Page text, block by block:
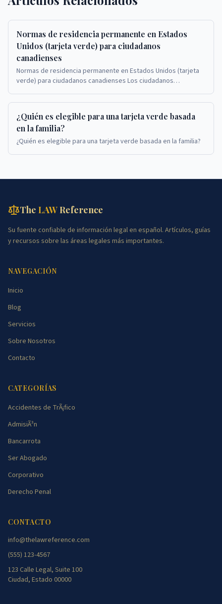
Normas de residencia permanente en Estados
Unidos (tarjeta verde) para ciudadanos
canadienses
Normas de residencia permanente en Estados Unidos (tarjeta
verde) para ciudadanos canadienses Los ciudadanos
¿Quién es elegible para una tarjeta verde basada
en la familia?
¿Quién es elegible para una tarjeta verde basada en la familia?
The LAWReference
Su fuente confiable de información legal en español. Artículos, guías
y recursos sobre las áreas legales más importantes.
NAVEGACIÓN
Inicio
Blog
Servicios
Sobre Nosotros
Contacto
CATEGORÍAS
Accidentes de TrÃ¡fico
AdmisiÃ³n
Bancarrota
Ser Abogado
Corporativo
Derecho Penal
CONTACTO
info@thelawreference.com
(555) 123-4567
123 Calle Legal, Suite 100
Ciudad, Estado 00000